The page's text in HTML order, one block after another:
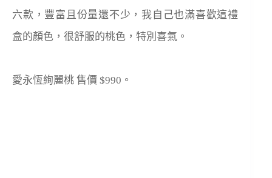
六款，豐富且份量還不少，我自己也滿喜歡這禮
盒的顏色，很舒服的桃色，特別喜氣。
愛永恆絢麗桃 售價 $990。